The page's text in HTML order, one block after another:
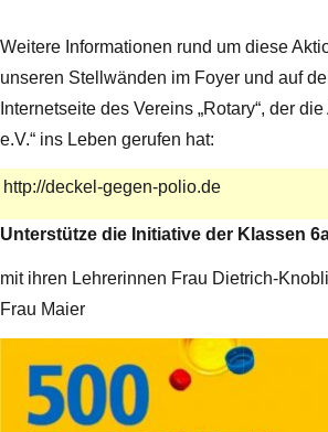
Weitere Informationen rund um diese
unseren Stellwänden im Foyer und auf
Internetseite des Vereins „Rotary“, der
e.V.“ ins Leben gerufen hat:
http://deckel-gegen-polio.de
Unterstütze die Initiative der Klassen
mit ihren Lehrerinnen Frau Dietrich-
Frau Maier